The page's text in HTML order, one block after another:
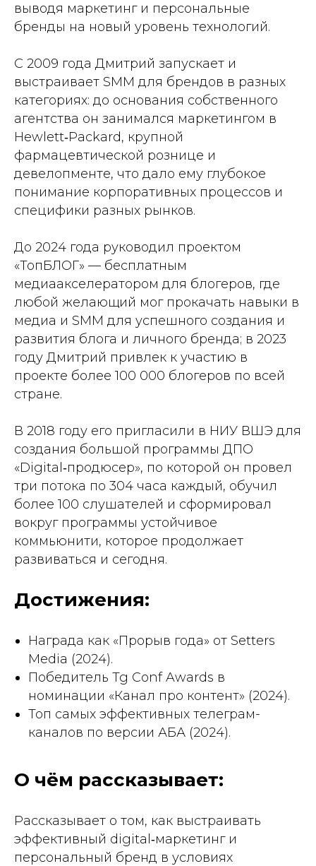
выводя маркетинг и персональные
бренды на новый уровень технологий.
С 2009 года Дмитрий запускает и
выстраивает SMM для брендов в разных
категориях: до основания собственного
агентства он занимался маркетингом в
Hewlett‑Packard, крупной
фармацевтической рознице и
девелопменте, что дало ему глубокое
понимание корпоративных процессов и
специфики разных рынков.
До 2024 года руководил проектом
«ТопБЛОГ» — бесплатным
медиаакселератором для блогеров, где
любой желающий мог прокачать навыки в
медиа и SMM для успешного создания и
развития блога и личного бренда; в 2023
году Дмитрий привлек к участию в
проекте более 100 000 блогеров по всей
стране.
В 2018 году его пригласили в НИУ ВШЭ для
создания большой программы ДПО
«Digital‑продюсер», по которой он провел
три потока по 304 часа каждый, обучил
более 100 слушателей и сформировал
вокруг программы устойчивое
коммьюнити, которое продолжает
развиваться и сегодня.
Достижения:
Награда как «Прорыв года» от Setters
Media (2024).
Победитель Tg Conf Awards в
номинации «Канал про контент» (2024).
Топ самых эффективных телеграм-
каналов по версии АБА (2024).
О чём рассказывает:
Рассказывает о том, как выстраивать
эффективный digital‑маркетинг и
персональный бренд в условиях